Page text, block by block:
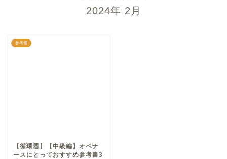
2024年 2月
参考書
【循環器】【中級編】オペナ
ースにとっておすすめ参考書3